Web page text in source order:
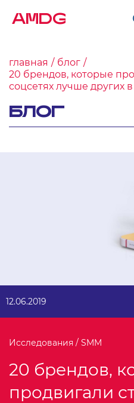
AMDG
главная
блог
20 брендов, которые
соцсетях лучше других
БЛОГ
12.06.2019
Исследования / SMM
20 брендов,
продвигали